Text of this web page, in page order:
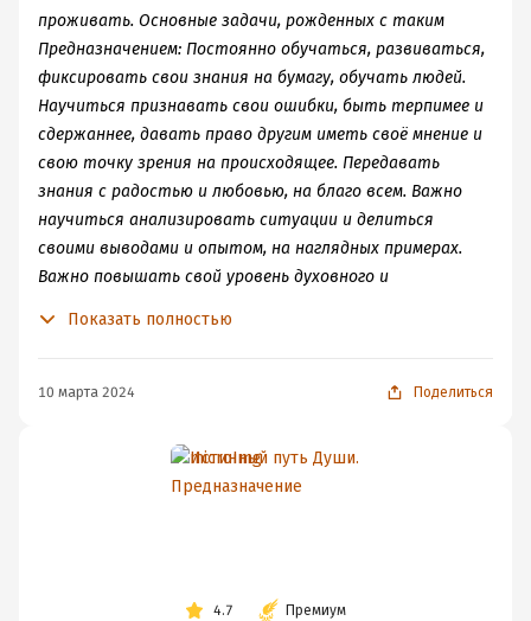
проживать. Основные задачи, рожденных с таким
Предназначением: Постоянно обучаться, развиваться,
фиксировать свои знания на бумагу, обучать людей.
Научиться признавать свои ошибки, быть терпимее и
сдержаннее, давать право другим иметь своё мнение и
свою точку зрения на происходящее. Передавать
знания с радостью и любовью, на благо всем. Важно
научиться анализировать ситуации и делиться
своими выводами и опытом, на наглядных примерах.
Важно повышать свой уровень духовного и
Верить в себя и Высшие силы. Создать своё учение и
Показать полностью
10 марта 2024 Поделиться
4.7 Премиум